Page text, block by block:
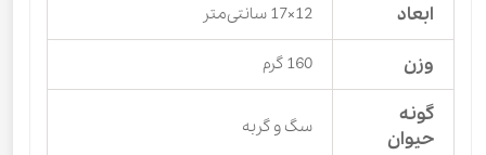
ابعاد 12×17 سانتی‌متر
وزن 160 گرم
گونه
حیوان
سگ و گربه